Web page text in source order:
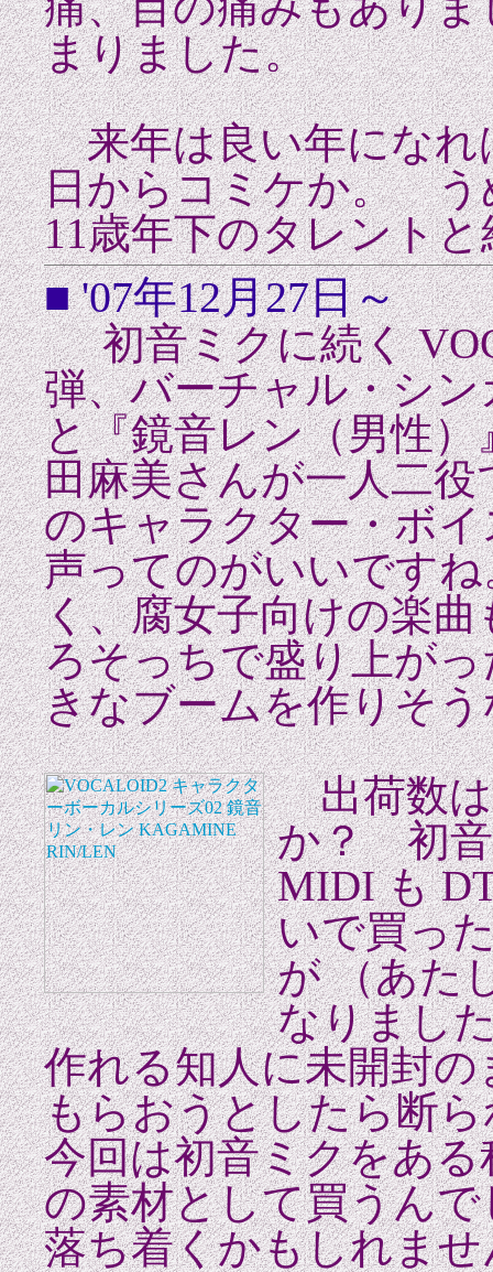
まりました。
来年は良い年になれ
日からコミケか。
11歳年下のタレントと
■ '07年12月27日～
初音ミクに続く
弾、バーチャル・シ
と『鏡音レン（男性
田麻美さんが一人二
のキャラクター・ボ
声ってのがいいです
く、腐女子向けの楽
ろそっちで盛り上が
きなブームを作りそ
出荷数は
か？ 初音
MIDI も
いで買っ
が （あた
なりまし
作れる知人に未開封
もらおうとしたら断
今回は初音ミクをあ
の素材として買うん
落ち着くかもしれま